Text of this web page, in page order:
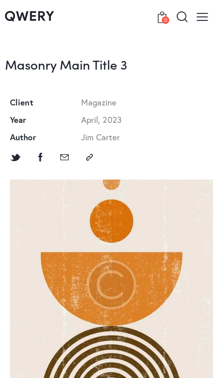
0
Masonry Main Title 3
Client
Magazine
Year
April, 2023
Author
Jim Carter